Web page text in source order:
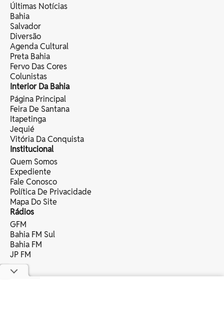
Últimas Notícias
Bahia
Salvador
Diversão
Agenda Cultural
Preta Bahia
Fervo Das Cores
Colunistas
Interior Da Bahia
Página Principal
Feira De Santana
Itapetinga
Jequié
Vitória Da Conquista
Institucional
Quem Somos
Expediente
Fale Conosco
Política De Privacidade
Mapa Do Site
Rádios
GFM
Bahia FM Sul
Bahia FM
JP FM